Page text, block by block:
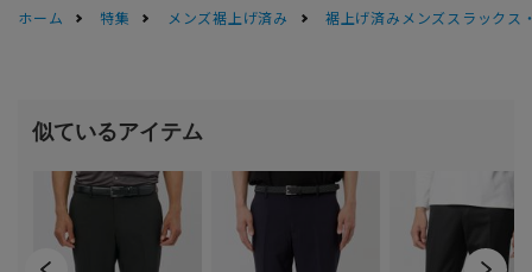
ホーム
特集 メンズ裾上げ済み 裾上げ済みメンズスラックス